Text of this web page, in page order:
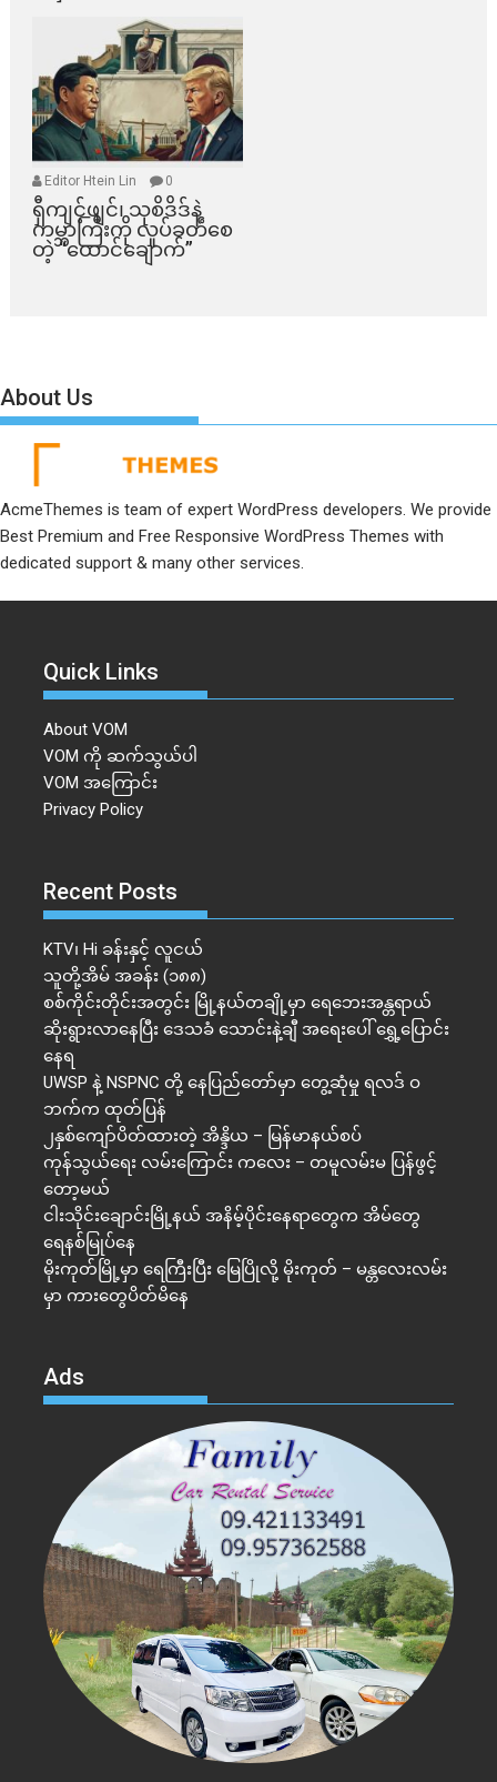
Editor Htein Lin 0
ရှီကျင့်ဖျင်၊ သုစိဒိဒ်နဲ့
ကမ္ဘာကြီးကို လှုပ်ခတ်စေ
တဲ့ “ထောင်ချောက်”
About Us
AcmeThemes is team of expert WordPress developers. We provide
Best Premium and Free Responsive WordPress Themes with
dedicated support & many other services.
Quick Links
About VOM
VOM ကို ဆက်သွယ်ပါ
VOM အကြောင်း
Privacy Policy
Recent Posts
KTV၊ Hi ခန်းနှင့် လူငယ်
သူတို့အိမ် အခန်း (၁၈၈)
စစ်ကိုင်းတိုင်းအတွင်း မြို့နယ်တချို့မှာ ရေဘေးအန္တရာယ်
ဆိုးရွားလာနေပြီး ဒေသခံ သောင်းနဲ့ချီ အရေးပေါ် ရွှေ့ပြောင်း
နေရ
UWSP နဲ့ NSPNC တို့ နေပြည်တော်မှာ တွေ့ဆုံမှု ရလဒ် ဝ
ဘက်က ထုတ်ပြန်
၂နှစ်​ကျော်ပိတ်ထားတဲ့ အိန္ဒိယ – မြန်မာနယ်စပ်
ကုန်သွယ်ရေး လမ်းကြောင်း ကလေး – တမူလမ်းမ ပြန်ဖွင့်
တော့မယ်
ငါးသိုင်းချောင်းမြို့နယ် အနိမ့်ပိုင်းနေရာတွေက အိမ်​တွေ
ရေနစ်မြုပ်နေ
မိုးကုတ်မြို့မှာ ရေကြီးပြီး မြေပြိုလို့ မိုးကုတ် – မန္တလေးလမ်း
မှာ ကားတွေပိတ်မိနေ
Ads